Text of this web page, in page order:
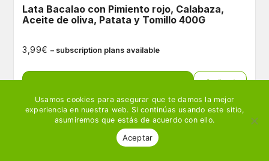
Lata Bacalao con Pimiento rojo, Calabaza,
Aceite de oliva, Patata y Tomillo 400G
3,99€ – subscription plans available
Usamos cookies para asegurar que te damos la mejor
experiencia en nuestra web. Si continúas usando este sitio,
asumiremos que estás de acuerdo con ello.
Aceptar